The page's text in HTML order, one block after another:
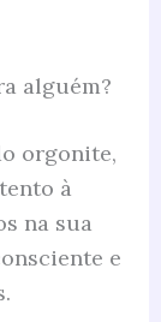
alguém?
orgonite,
à
na sua
e